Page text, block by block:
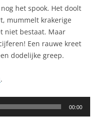
het spook. Het doolt
mummelt krakerige
niet bestaat. Maar
Een rauwe kreet
dodelijke greep.
.
00:00